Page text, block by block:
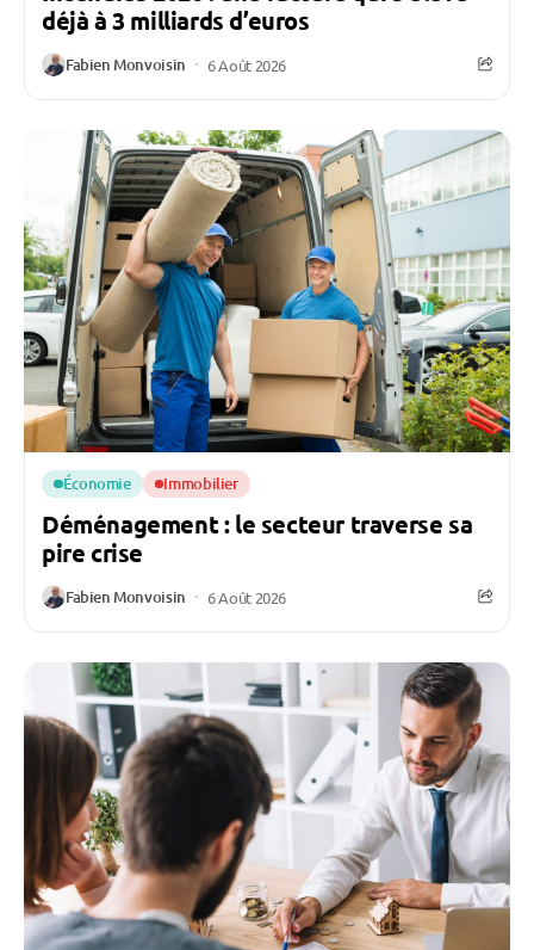
déjà à 3 milliards d’euros
Fabien Monvoisin 6 Août 2026
Économie Immobilier
Déménagement : le secteur traverse sa
pire crise
Fabien Monvoisin 6 Août 2026